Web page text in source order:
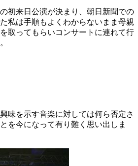
初来日公演が決まり、朝日新聞での
私は手順もよくわからないまま母親
取ってもらいコンサートに連れて行
味を示す音楽に対しては何ら否定さ
を今になって有り難く思い出しま